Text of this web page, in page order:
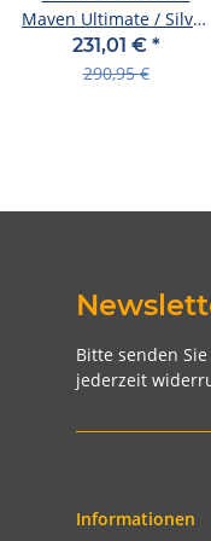
Maven Ultimate / Silver
/ Bronze organisch, lei
231,01 € *
290,95 €
Bitte senden
jederzeit
Informationen